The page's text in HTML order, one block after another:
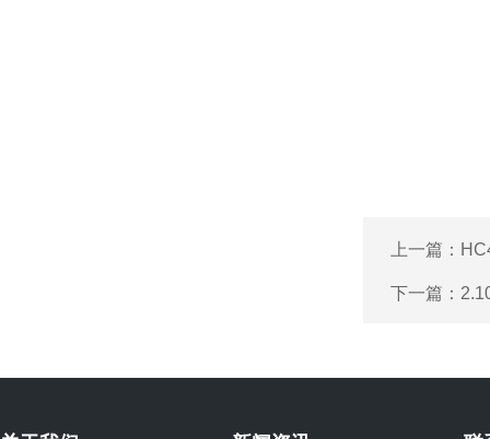
上一篇：
下一篇：